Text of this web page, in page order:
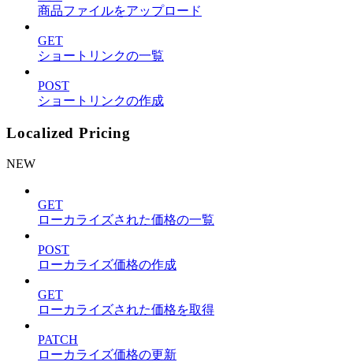
商品ファイルをアップロード
GET
ショートリンクの一覧
POST
ショートリンクの作成
Localized Pricing
NEW
GET
ローカライズされた価格の一覧
POST
ローカライズ価格の作成
GET
ローカライズされた価格を取得
PATCH
ローカライズ価格の更新